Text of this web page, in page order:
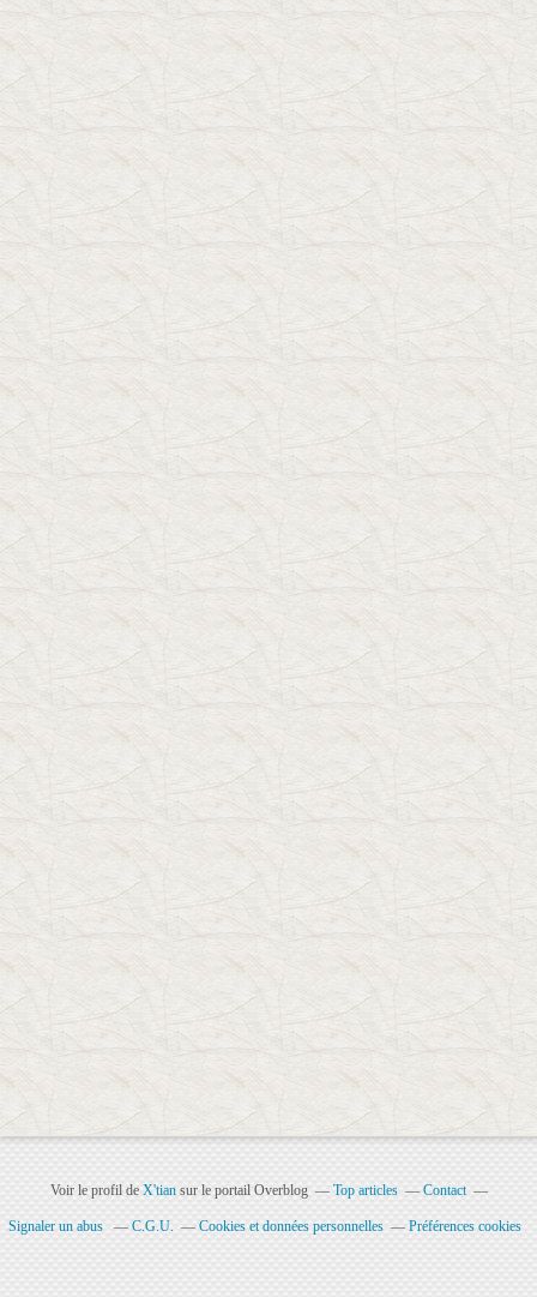
Voir le profil de X'tiansur le portail Overblog Top articles Contact
Signaler un abus C.G.U. Cookies et données personnelles Préférences cookies